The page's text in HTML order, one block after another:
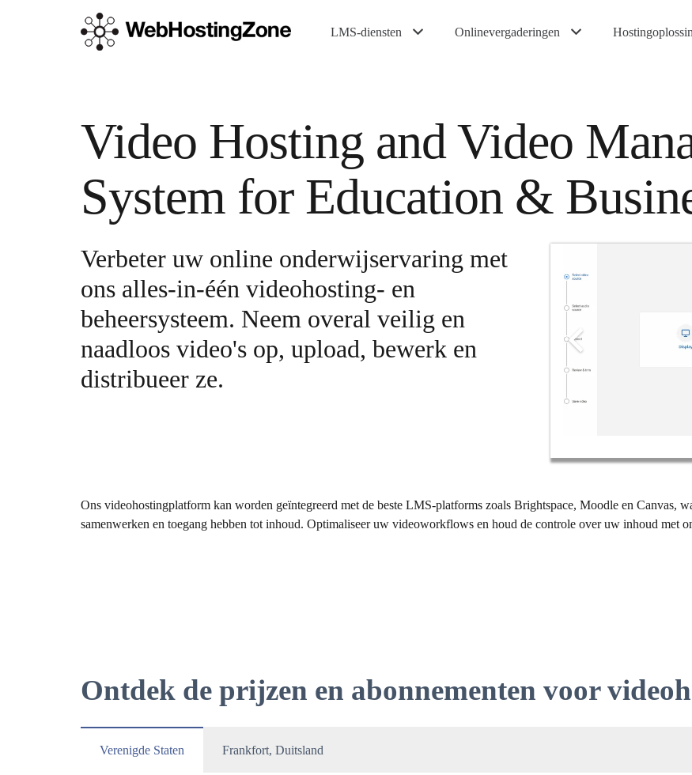
LMS-diensten Onlinevergaderingen
Video Hosting and Video
System for Education &
Verbeter uw online onderwijservaring met
ons alles-in-één videohosting- en
beheersysteem. Neem overal veilig en
naadloos video's op, upload, bewerk en
distribueer ze.
Ons videohostingplatform kan worden geïntegreerd met de beste LMS-platforms zoals Brightspace, Moodle en Canvas,
samenwerken en toegang hebben tot inhoud. Optimaliseer uw videoworkflows en houd de controle over uw inhoud met
Ontdek de prijzen en abonnementen voor
Verenigde Staten Frankfort, Duitsland